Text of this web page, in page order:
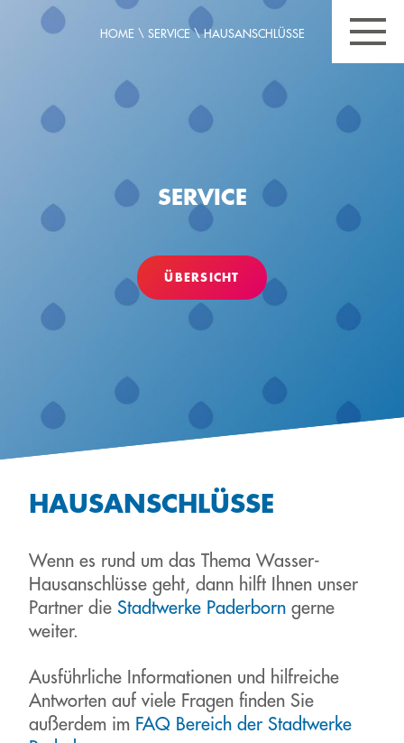
HOME \ SERVICE\HAUSANSCHLÜSSE
SERVICE
ÜBERSICHT
HAUSANSCHLÜSSE
Wenn es rund um das Thema Wasser-
Hausanschlüsse geht, dann hilft Ihnen unser
Partner die Stadtwerke Paderborn gerne
weiter.
Ausführliche Informationen und hilfreiche
Antworten auf viele Fragen finden Sie
außerdem im FAQ Bereich der Stadtwerke